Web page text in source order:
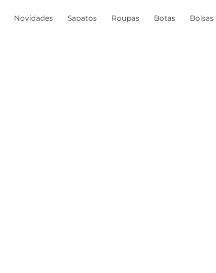
Novidades Sapatos Roupas Botas Bolsas